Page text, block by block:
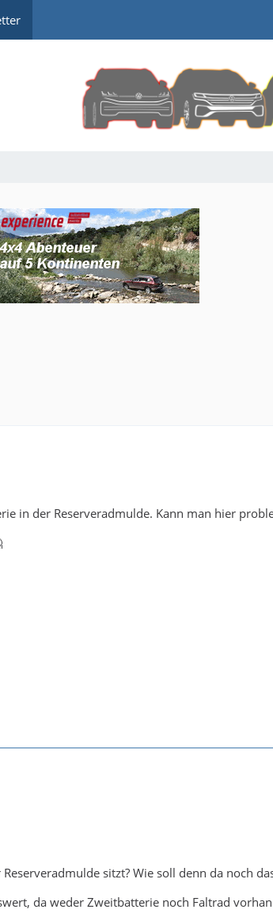
in der Reserveradmulde. Kann man hier
sitzt? Wie soll denn da noch
da weder Zweitbatterie noch Faltrad